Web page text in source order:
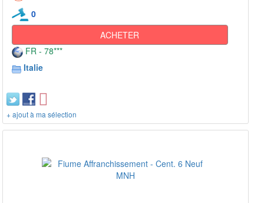
0
ACHETER
FR - 78***
Italie
+ ajout à ma sélection